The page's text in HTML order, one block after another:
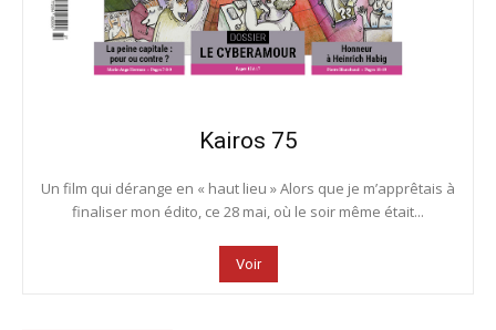
Kairos 75
Un film qui dérange en « haut lieu » Alors que je m’apprêtais à
finaliser mon édito, ce 28 mai, où le soir même était...
Voir